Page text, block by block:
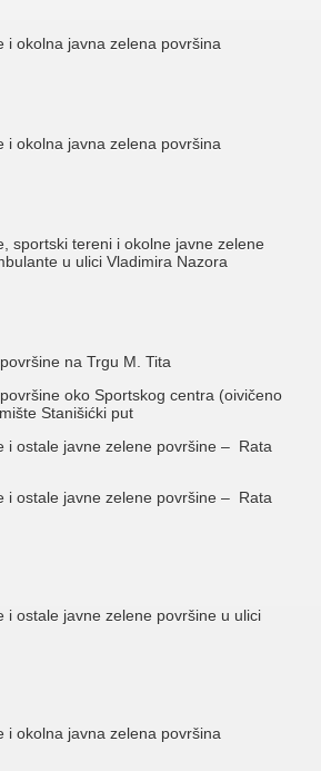
javna zelena površina
javna zelena površina
tereni i okolne javne zelene
u ulici Vladimira Nazora
na Trgu M. Tita
oko Sportskog centra (oivičeno
Stanišićki put
javne zelene površine – Rata
javne zelene površine – Rata
javne zelene površine u ulici
javna zelena površina